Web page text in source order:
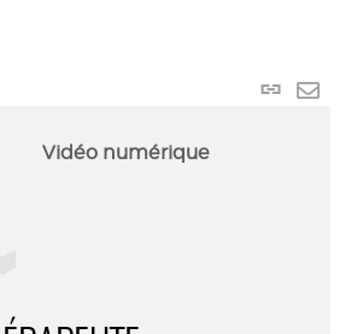
Lien
Vidéo numérique